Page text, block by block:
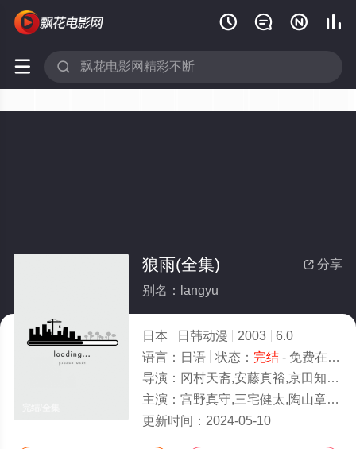
   
 
 分享
狼雨(全集)
别名：langyu
日本 日韩动漫 2003
6.0
语言： 日语 状态： 完结- 免费在线观看
导演： 冈村天斋,安藤真裕,京田知己,神户洋行,武井良幸,横
主演： 宫野真守,三宅健太,陶山章央,下和田裕贵,浅野真由美,石冢运升,宫本充
更新时间： 2024-05-10